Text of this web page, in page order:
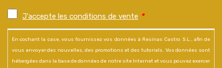
J'accepte les conditions de vente *
En cochant la case, vous fournissez vos données à Resinas Castro S.L., afin de
vous envoyer des nouvelles, des promotions et des tutoriels. Vos données sont
hébergées dans la base de données de notre site Internet et vous pouvez exercer